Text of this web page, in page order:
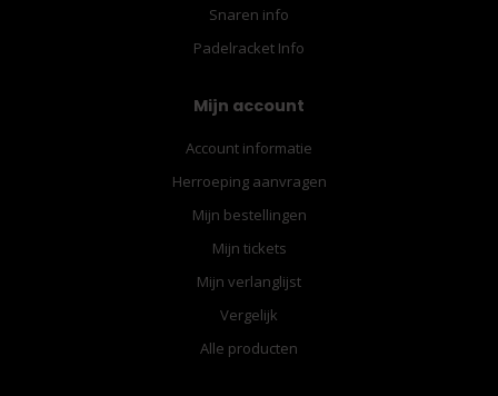
Snaren info
Padelracket Info
Mijn account
Account informatie
Herroeping aanvragen
Mijn bestellingen
Mijn tickets
Mijn verlanglijst
Vergelijk
Alle producten